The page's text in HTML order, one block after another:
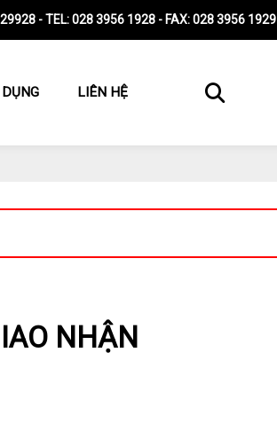
- TEL: 028 3956 1928 - FAX: 028 3956 1929
LIÊN HỆ
NHẬN